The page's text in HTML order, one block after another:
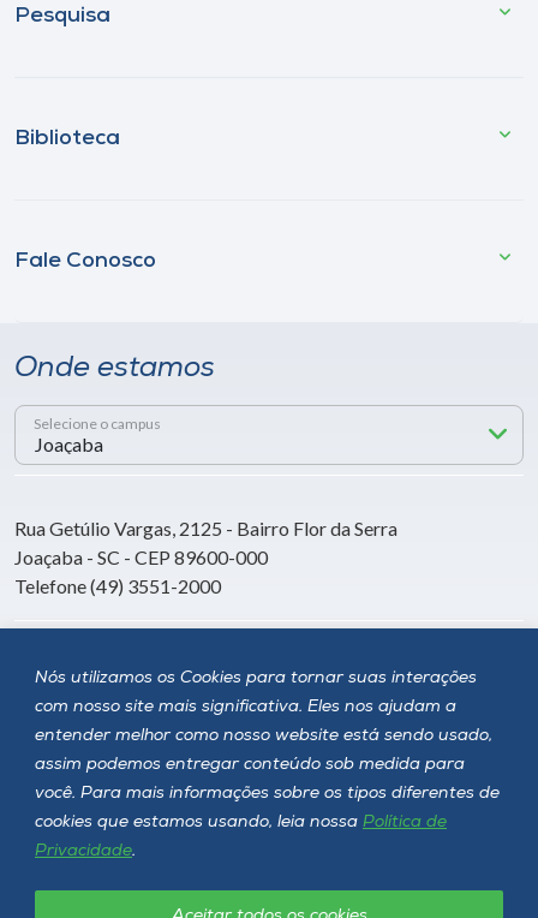
Nós utilizamos os Cookies para tornar suas interações
com nosso site mais significativa. Eles nos ajudam a
entender melhor como nosso website está sendo usado,
assim podemos entregar conteúdo sob medida para
você. Para mais informações sobre os tipos diferentes de
cookies que estamos usando, leia nossa Política de
Privacidade.
Pesquisa
Biblioteca
Fale Conosco
Onde estamos
Selecione o campus
Rua Getúlio Vargas, 2125 - Bairro Flor da Serra
Joaçaba - SC - CEP 89600-000
Telefone (49) 3551-2000
Siga a Unoesc